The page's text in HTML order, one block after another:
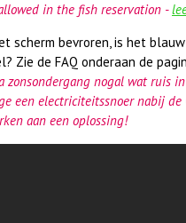
in the fish reservation -
scherm bevroren, is het
Zie de FAQ onderaan de
zonsondergang nogal wat ruis
een electriciteitssnoer nabij de
aan een oplossing!